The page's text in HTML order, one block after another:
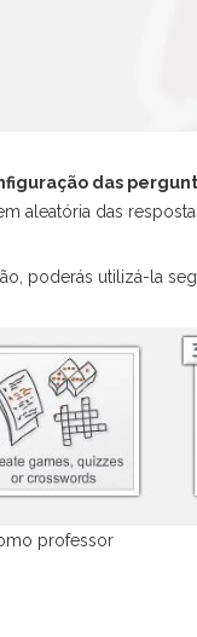
das
aleatória das
poderás utilizá-la
professor